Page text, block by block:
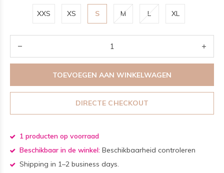
XXS XS S M L XL
TOEVOEGEN AAN WINKELWAGEN
DIRECTE CHECKOUT
1 producten op voorraad
Beschikbaar in de winkel: Beschikbaarheid controleren
Shipping in 1–2 business days.